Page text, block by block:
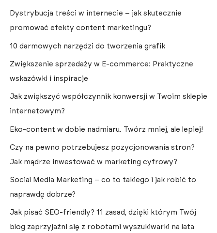
Dystrybucja treści w internecie – jak skutecznie
promować efekty content marketingu?
10 darmowych narzędzi do tworzenia grafik
Zwiększenie sprzedaży w E-commerce: Praktyczne
wskazówki i inspiracje
Jak zwiększyć współczynnik konwersji w Twoim sklepie
internetowym?
Eko-content w dobie nadmiaru. Twórz mniej, ale lepiej!
Czy na pewno potrzebujesz pozycjonowania stron?
Jak mądrze inwestować w marketing cyfrowy?
Social Media Marketing – co to takiego i jak robić to
naprawdę dobrze?
Jak pisać SEO-friendly? 11 zasad, dzięki którym Twój
blog zaprzyjaźni się z robotami wyszukiwarki na lata